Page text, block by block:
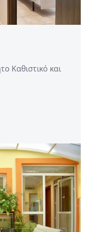
Καθιστικό και